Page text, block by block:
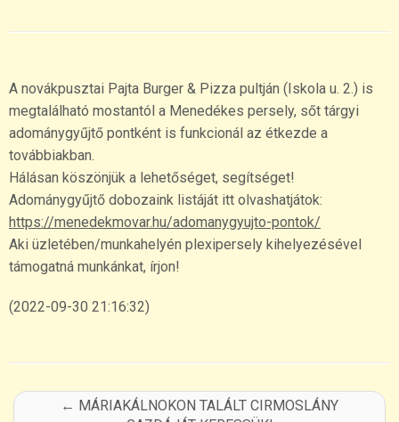
A novákpusztai Pajta Burger & Pizza pultján (Iskola u. 2.) is
megtalálható mostantól a Menedékes persely, sőt tárgyi
adománygyűjtő pontként is funkcionál az étkezde a
továbbiakban.
Hálásan köszönjük a lehetőséget, segítséget!
Adománygyűjtő dobozaink listáját itt olvashatjátok:
https://menedekmovar.hu/adomanygyujto-pontok/
Aki üzletében/munkahelyén plexipersely kihelyezésével
támogatná munkánkat, írjon!
(2022-09-30 21:16:32)
← MÁRIAKÁLNOKON TALÁLT CIRMOSLÁNY